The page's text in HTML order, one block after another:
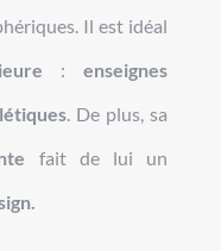
Il est idéal
:enseignes
. De plus, sa
fait de lui un